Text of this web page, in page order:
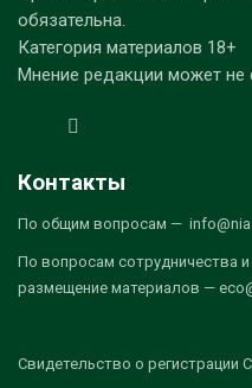
обязательна.
Категория материалов 18+
Мнение редакции может не
Контакты
По общим вопросам —
По вопросам сотрудничества и
размещение материалов —
Свидетельство о